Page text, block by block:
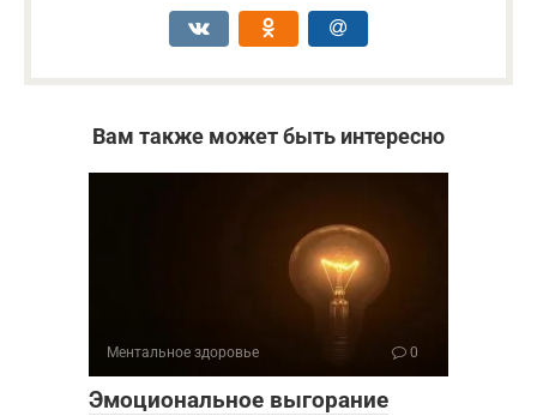
Вам также может быть интересно
Ментальное здоровье 0
Эмоциональное выгорание